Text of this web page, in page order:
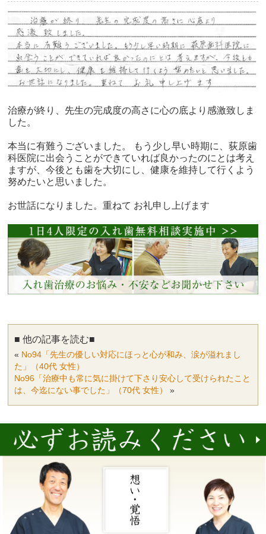
治療が終り、先生の完成度の高さに心の底より感激致しま
した。
本当に有難うございました。 もう少し早い時期に、荻原歯
科医院に出会うことができていれば良かったのにとは考え
ますが、今後とも歯を大切にし、健康を維持して行くよう
努めたいと思いました。
お世話になりました。重ねて お礼申し上げます
■ 他の記事を読む■
« No94「先生の優しい対応にほっと心が和み、涙が溢れまし
た」（40代 女性）
No96「治療中も常に気に掛けて下さり安心して受けられたこと
は、今迄にない事でした」（70代 女性）
»